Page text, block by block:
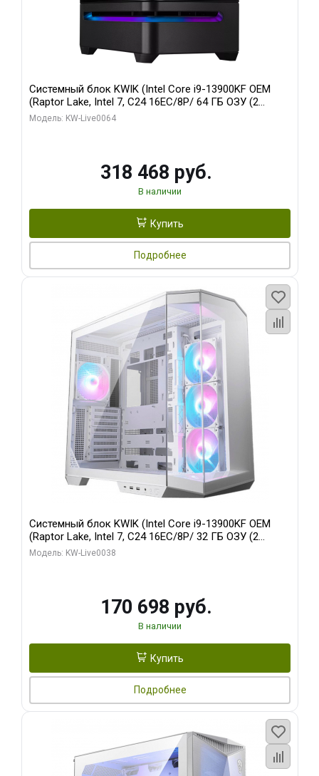
Системный блок KWIK (Intel Core i9-13900KF OEM
(Raptor Lake, Intel 7, C24 16EC/8P/ 64 ГБ ОЗУ (2
модуля)/ ASUS RTX5080 PROART OC 16GB GDDR7
Модель: KW-Live0064
318 468 руб.
В наличии
Купить
Подробнее
Системный блок KWIK (Intel Core i9-13900KF OEM
(Raptor Lake, Intel 7, C24 16EC/8P/ 32 ГБ ОЗУ (2
модуля)/ Gigabyte RX9070XT GAMING OC 16GB GDDR6
Модель: KW-Live0038
170 698 руб.
В наличии
Купить
Подробнее